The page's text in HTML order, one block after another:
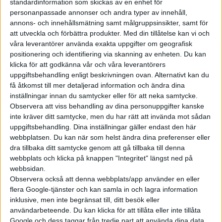
standardinformation som skickas av en enhet för
personanpassade annonser och andra typer av innehåll,
annons- och innehållsmätning samt målgruppsinsikter, samt för
att utveckla och förbättra produkter. Med din tillåtelse kan vi och
våra leverantörer använda exakta uppgifter om geografisk
positionering och identifiering via skanning av enheten. Du kan
klicka för att godkänna vår och våra leverantörers
uppgiftsbehandling enligt beskrivningen ovan. Alternativt kan du
få åtkomst till mer detaljerad information och ändra dina
inställningar innan du samtycker eller för att neka samtycke.
Observera att viss behandling av dina personuppgifter kanske
inte kräver ditt samtycke, men du har rätt att invända mot sådan
uppgiftsbehandling. Dina inställningar gäller endast den här
webbplatsen. Du kan när som helst ändra dina preferenser eller
dra tillbaka ditt samtycke genom att gå tillbaka till denna
webbplats och klicka på knappen "Integritet" längst ned på
webbsidan.
Observera också att denna webbplats/app använder en eller
flera Google-tjänster och kan samla in och lagra information
inklusive, men inte begränsat till, ditt besök eller
användarbeteende. Du kan klicka för att tillåta eller inte tillåta
Tidningen hem i brevlådan – ett perfekt tillfälle att
fly bruset i din mobiltelefon
Allt digitalt innehåll på elbilen.se, det vill säga
elbilenPLUS
Digital tidning via vår app
LaddstationenPLUS, vår specialpodd där vi diskuterar
våra testresultat och fördjupar oss i ny teknik.
Den som väljer endast digital prenumeration får
ovanstående förutom det härliga magasinet. Välj något av
följande erbjudanden: